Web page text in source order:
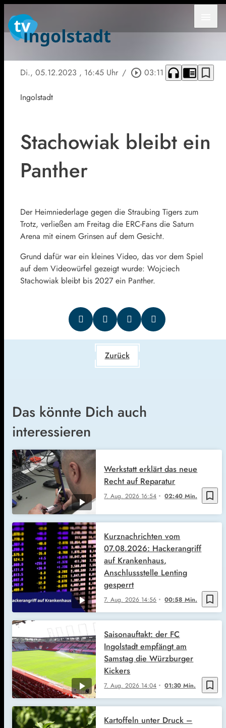
Di., 05.12.2023 , 16:45 Uhr / play_circle_outline 03:11 headphones chrome_reader_mode bookmark_border
Ingolstadt
Stachowiak bleibt ein
Panther
Der Heimniederlage gegen die Straubing Tigers zum
Trotz, verließen am Freitag die ERC-Fans die Saturn
Arena mit einem Grinsen auf dem Gesicht.
Grund dafür war ein kleines Video, das vor dem Spiel
auf dem Videowürfel gezeigt wurde: Wojciech
Stachowiak bleibt bis 2027 ein Panther.
Zurück
Das könnte Dich auch
interessieren
bookmark_border
7. Aug. 2026 16:54 02:40 Min.
Werkstatt erklärt das neue
Recht auf Reparatur
bookmark_border
7. Aug. 2026 14:56 00:58 Min.
Kurznachrichten vom
07.08.2026: Hackerangriff
auf Krankenhaus,
Anschlussstelle Lenting
gesperrt
bookmark_border
7. Aug. 2026 14:04 01:30 Min.
Saisonauftakt: der FC
Ingolstadt empfängt am
Samstag die Würzburger
Kickers
Kartoffeln unter Druck –